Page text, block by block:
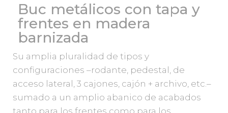
Buc metálicos con tapa y
frentes en madera
barnizada
Su amplia pluralidad de tipos y
configuraciones –rodante, pedestal, de
acceso lateral, 3 cajones, cajón + archivo, etc.–
sumado a un amplio abanico de acabados